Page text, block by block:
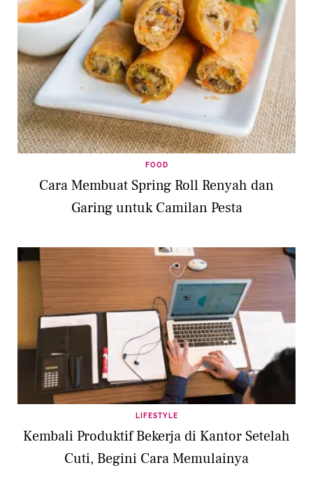
FOOD
Cara Membuat Spring Roll Renyah dan
Garing untuk Camilan Pesta
LIFESTYLE
Kembali Produktif Bekerja di Kantor Setelah
Cuti, Begini Cara Memulainya